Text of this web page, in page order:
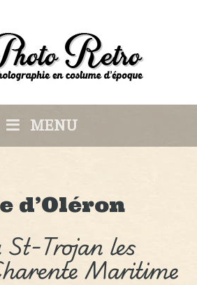
MENU
d’Oléron
Trojan les
Maritime